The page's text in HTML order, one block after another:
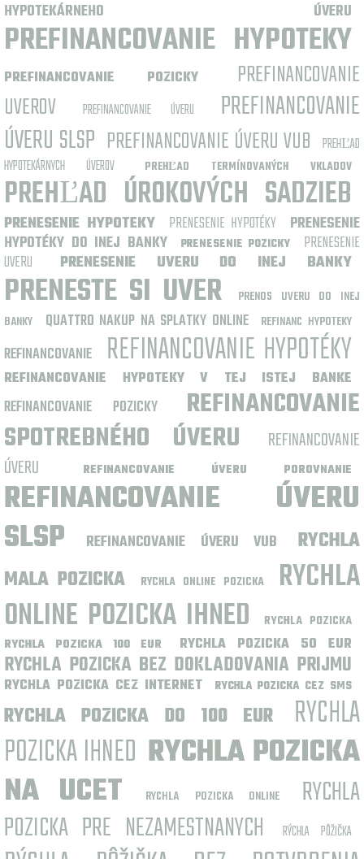
HYPOTEKÁRNEHO ÚVERU
PREFINANCOVANIE HYPOTEKY
PREFINANCOVANIE POZICKY
PREFINANCOVANIE
UVEROV
PREFINANCOVANIE ÚVERU
PREFINANCOVANIE
ÚVERU SLSP PREFINANCOVANIE ÚVERU VUB
PREHĽAD
HYPOTEKÁRNYCH ÚVEROV
PREHĽAD TERMÍNOVANÝCH VKLADOV
PREHĽAD ÚROKOVÝCH SADZIEB
PRENESENIE HYPOTEKY PRENESENIE HYPOTÉKY
PRENESENIE
HYPOTÉKY DO INEJ BANKY
PRENESENIE POZICKY
PRENESENIE
UVERU
PRENESENIE UVERU DO INEJ BANKY
PRENESTE SI UVER
PRENOS UVERU DO INEJ
BANKY
QUATTRO NAKUP NA SPLATKY ONLINE REFINANC HYPOTEKY
REFINANCOVANIE REFINANCOVANIE HYPOTÉKY
REFINANCOVANIE HYPOTEKY V TEJ ISTEJ BANKE
REFINANCOVANIE POZICKY
REFINANCOVANIE
SPOTREBNÉHO ÚVERU
REFINANCOVANIE
ÚVERU
REFINANCOVANIE ÚVERU POROVNANIE
REFINANCOVANIE ÚVERU
SLSP
REFINANCOVANIE ÚVERU VUB
RYCHLA
MALA POZICKA
RYCHLA ONLINE POZICKA
RYCHLA
ONLINE POZICKA IHNED
RYCHLA POZICKA
RYCHLA POZICKA 100 EUR
RYCHLA POZICKA 50 EUR
RYCHLA POZICKA BEZ DOKLADOVANIA PRIJMU
RYCHLA POZICKA CEZ INTERNET RYCHLA POZICKA CEZ SMS
RYCHLA POZICKA DO 100 EUR
RYCHLA
POZICKA IHNED RYCHLA POZICKA
NA UCET
RYCHLA POZICKA ONLINE
RYCHLA
POZICKA PRE NEZAMESTNANYCH
RÝCHLA PÔŽIČKA